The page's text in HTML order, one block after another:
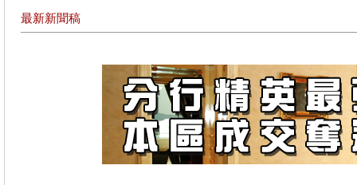
最新新聞稿